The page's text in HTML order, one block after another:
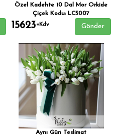
Özel Kadehte 10 Dal Mor Orkide
Çiçek Kodu: LC5007
15623+Kdv Gönder
Aynı Gün Teslimat